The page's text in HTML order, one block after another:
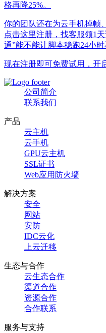
格再降25%。
你的团队还在为云手机掉帧
点击这里注册，找客服领1
通”能不能让脚本稳跑24小时
现在注册即可免费试用，开
公司简介
联系我们
产品
云主机
云手机
GPU云主机
SSL证书
Web应用防火墙
解决方案
安全
网站
安防
IDC云化
上云迁移
生态与合作
云生态合作
渠道合作
资源合作
合作联系
服务与支持